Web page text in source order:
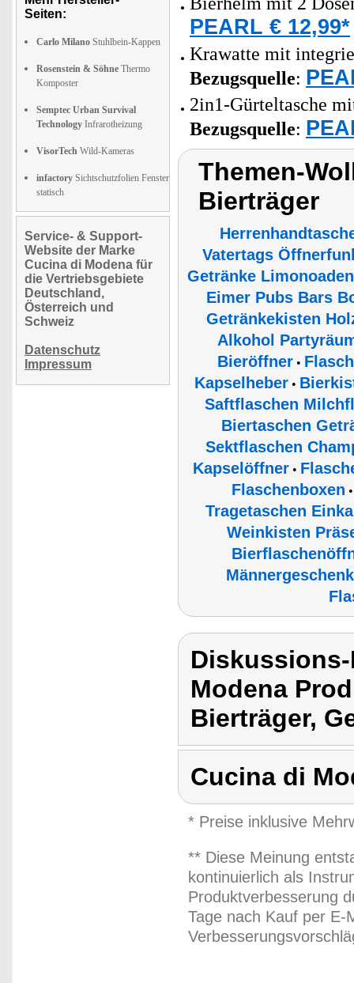
Seiten:
Carlo Milano Stuhlbein-Kappen
Rosenstein & Söhne Thermo
Komposter
Semptec Urban Survival
Technology Infrarotheizung
VisorTech Wild-Kameras
infactory Sichtschutzfolien Fenster
statisch
Service- & Support-
Website der Marke
Cucina di Modena für
die Vertriebsgebiete
Deutschland,
Österreich und
Schweiz
Datenschutz
Impressum
PEARL € 12,99*
Krawatte mit
Bezugsquelle:
2in1-Gürteltasche
Bezugsquelle:
Themen-
Bierträger
Vatertags
Getränke
Eimer Pubs Bars
Getränkekisten
Alkohol
Bieröffner •
Kapselheber•
Saftflaschen
Biertaschen
Sektflaschen
Kapselöffner•
Flaschenboxen
Tragetaschen
Weinkisten
Modena
Bierträger,
Cucina di
* Preise inklusive
** Diese Meinung
kontinuierlich als
Produktverbesserung
Tage nach Kauf per E-